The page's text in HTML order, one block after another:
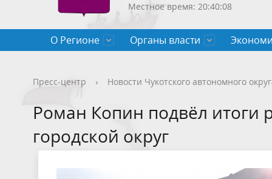
Местное время: 20:40:08
О Регионе
Общие сведения
Органы власти
Губернатор
Общественная палата
Государственные программы
Защита населения от ЧС
Нормативно-правовые акты Проекты
Полезная информация
Оценка
Новости Новости
СМИ, учрежденные Правительством
Конкурсы, сведения о вакантных
Порядок
Порядок рассмотрения обращений
Порядок
Пресс-центр › Новости Чукотского автономного
Роман Копин подвёл итоги
городской округ